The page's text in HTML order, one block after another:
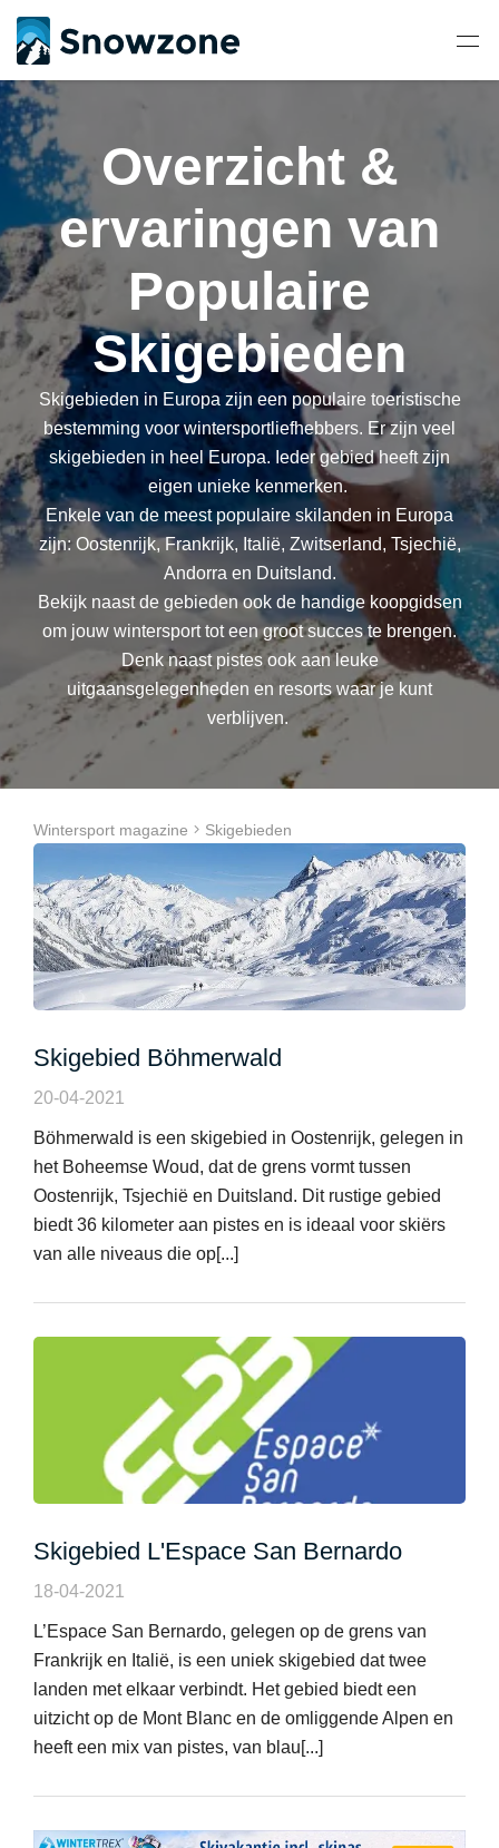
Overzicht &
ervaringen van
Populaire
Skigebieden
Skigebieden in Europa zijn een populaire toeristische
bestemming voor wintersportliefhebbers. Er zijn veel
skigebieden in heel Europa. Ieder gebied heeft zijn
eigen unieke kenmerken.
Enkele van de meest populaire skilanden in Europa
zijn: Oostenrijk, Frankrijk, Italië, Zwitserland, Tsjechië,
Andorra en Duitsland.
Bekijk naast de gebieden ook de handige koopgidsen
om jouw wintersport tot een groot succes te brengen.
Denk naast pistes ook aan leuke
uitgaansgelegenheden en resorts waar je kunt
verblijven.
Wintersport magazine Skigebieden
Skigebied Böhmerwald
20-04-2021
Böhmerwald is een skigebied in Oostenrijk, gelegen in
het Boheemse Woud, dat de grens vormt tussen
Oostenrijk, Tsjechië en Duitsland. Dit rustige gebied
biedt 36 kilometer aan pistes en is ideaal voor skiërs
van alle niveaus die op[...]
Skigebied L'Espace San Bernardo
18-04-2021
L’Espace San Bernardo, gelegen op de grens van
Frankrijk en Italië, is een uniek skigebied dat twee
landen met elkaar verbindt. Het gebied biedt een
uitzicht op de Mont Blanc en de omliggende Alpen en
heeft een mix van pistes, van blau[...]